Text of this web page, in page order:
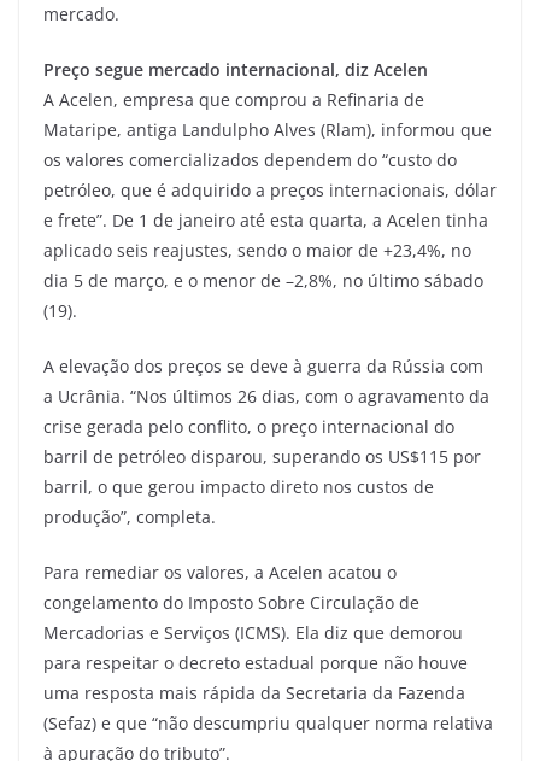
mercado.
Preço segue mercado internacional, diz Acelen
A Acelen, empresa que comprou a Refinaria de
Mataripe, antiga Landulpho Alves (Rlam), informou que
os valores comercializados dependem do “custo do
petróleo, que é adquirido a preços internacionais, dólar
e frete”. De 1 de janeiro até esta quarta, a Acelen tinha
aplicado seis reajustes, sendo o maior de +23,4%, no
dia 5 de março, e o menor de –2,8%, no último sábado
(19).
A elevação dos preços se deve à guerra da Rússia com
a Ucrânia. “Nos últimos 26 dias, com o agravamento da
crise gerada pelo conflito, o preço internacional do
barril de petróleo disparou, superando os US$115 por
barril, o que gerou impacto direto nos custos de
produção”, completa.
Para remediar os valores, a Acelen acatou o
congelamento do Imposto Sobre Circulação de
Mercadorias e Serviços (ICMS). Ela diz que demorou
para respeitar o decreto estadual porque não houve
uma resposta mais rápida da Secretaria da Fazenda
(Sefaz) e que “não descumpriu qualquer norma relativa
à apuração do tributo”.